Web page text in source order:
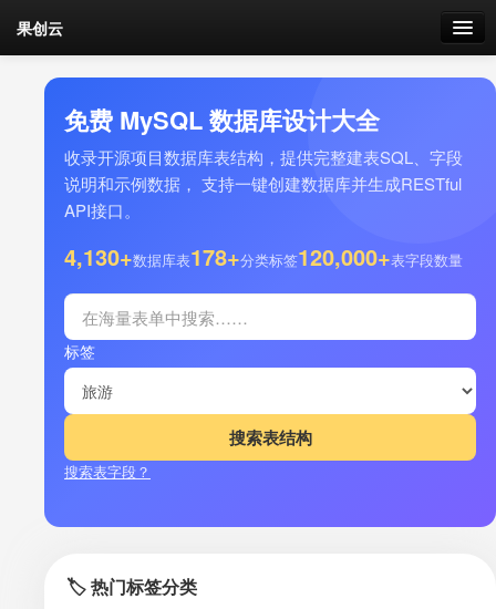
果创云
数据表单
API接口
云存储
剩余接口流量
加流量
免费 MySQL 数据库设计大全
收录开源项目数据库表结构，提供完整建表SQL、字段
说明和示例数据， 支持一键创建数据库并生成RESTful
API接口。
4,130+数据库表178+分类标签120,000+表字段数量
标签
搜索表字段？
🏷️ 热门标签分类